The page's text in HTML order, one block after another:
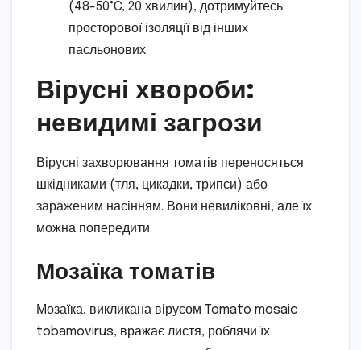
(48-50°C, 20 хвилин), дотримуйтесь
просторової ізоляції від інших
пасльонових.
Вірусні хвороби:
невидимі загрози
Вірусні захворювання томатів переносяться
шкідниками (тля, цикадки, трипси) або
зараженим насінням. Вони невиліковні, але їх
можна попередити.
Мозаїка томатів
Мозаїка, викликана вірусом Tomato mosaic
tobamovirus, вражає листя, роблячи їх